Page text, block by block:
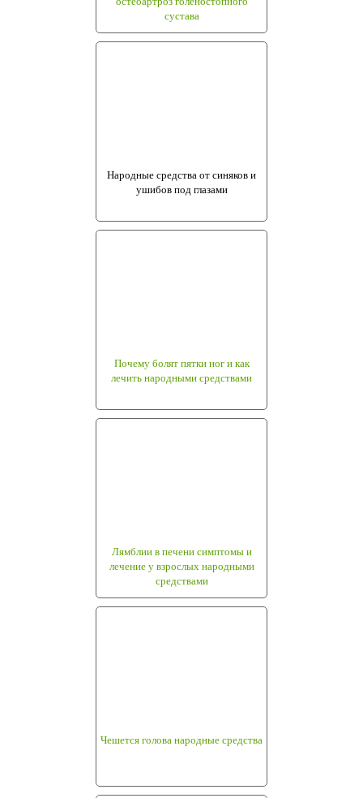
сустава
Народные средства от синяков и
ушибов под глазами
Почему болят пятки ног и как
лечить народными средствами
Лямблии в печени симптомы и
лечение у взрослых народными
средствами
Чешется голова народные средства